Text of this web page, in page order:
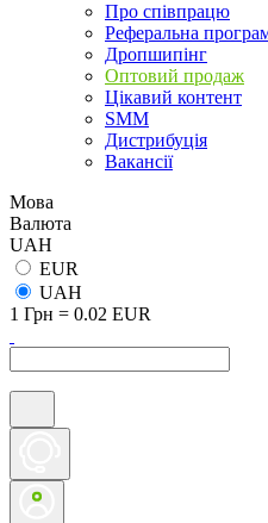
Про співпрацю
Реферальна
Дропшипінг
Оптовий продаж
Цікавий контент
SMM
Дистрибуція
Вакансії
Мова
Валюта
UAH
EUR
UAH
1 Грн = 0.02 EUR